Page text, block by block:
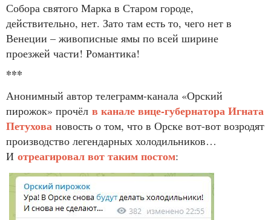
Собора святого Марка в Старом городе,
действительно, нет. Зато там есть то, чего нет в
Венеции – живописные ямы по всей ширине
проезжей части! Романтика!
***
Анонимный автор телеграмм-канала «Орский
пирожок» прочёл в канале вице-губернатора Игната
Петухова новость о том, что в Орске вот-вот возродят
производство легендарных холодильников…
И отреагировал вот таким постом: